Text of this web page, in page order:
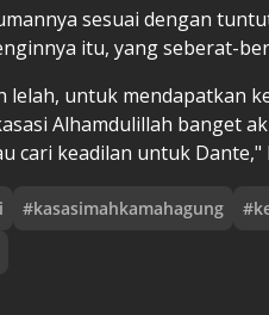
sesuai dengan
itu, yang seberat-
lelah, untuk mendapatkan
Alhamdulillah banget
cari keadilan untuk Dante,"
#kasasimahkamahagung #